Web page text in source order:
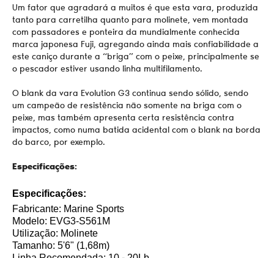
Um fator que agradará a muitos é que esta vara, produzida
tanto para carretilha quanto para molinete, vem montada
com passadores e ponteira da mundialmente conhecida
marca japonesa Fuji, agregando ainda mais confiabilidade a
este caniço durante a “briga” com o peixe, principalmente se
o pescador estiver usando linha multifilamento.
O blank da vara Evolution G3 continua sendo sólido, sendo
um campeão de resistência não somente na briga com o
peixe, mas também apresenta certa resistência contra
impactos, como numa batida acidental com o blank na borda
do barco, por exemplo.
Especificações:
Especificações:
Fabricante: Marine Sports
Modelo: EVG3-S561M
Utilização: Molinete
Tamanho: 5'6" (1,68m)